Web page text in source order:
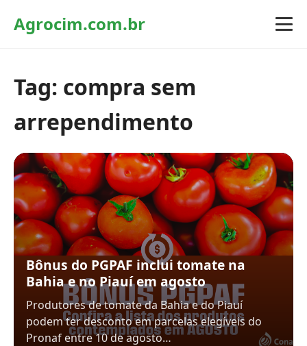
Agrocim.com.br
Tag: compra sem
arrependimento
Bônus do PGPAF inclui tomate na
Bahia e no Piauí em agosto
Produtores de tomate da Bahia e do Piauí
podem ter desconto em parcelas elegíveis do
Pronaf entre 10 de agosto…